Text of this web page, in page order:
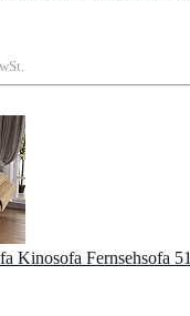
Kinosofa Fernsehsofa